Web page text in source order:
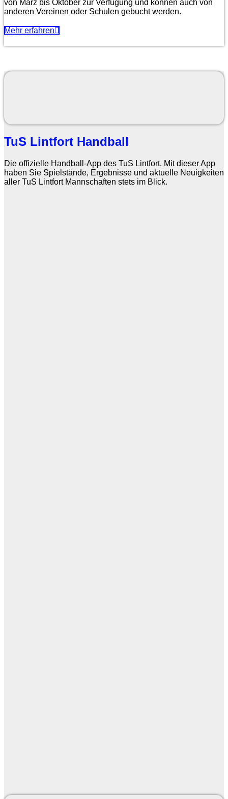
von März bis Oktober zur Verfügung und können auch von
anderen Vereinen oder Schulen gebucht werden.
Mehr erfahren
TuS Lintfort Handball
Die offizielle Handball-App des TuS Lintfort. Mit dieser App
haben Sie Spielstände, Ergebnisse und aktuelle Neuigkeiten
aller TuS Lintfort Mannschaften stets im Blick.